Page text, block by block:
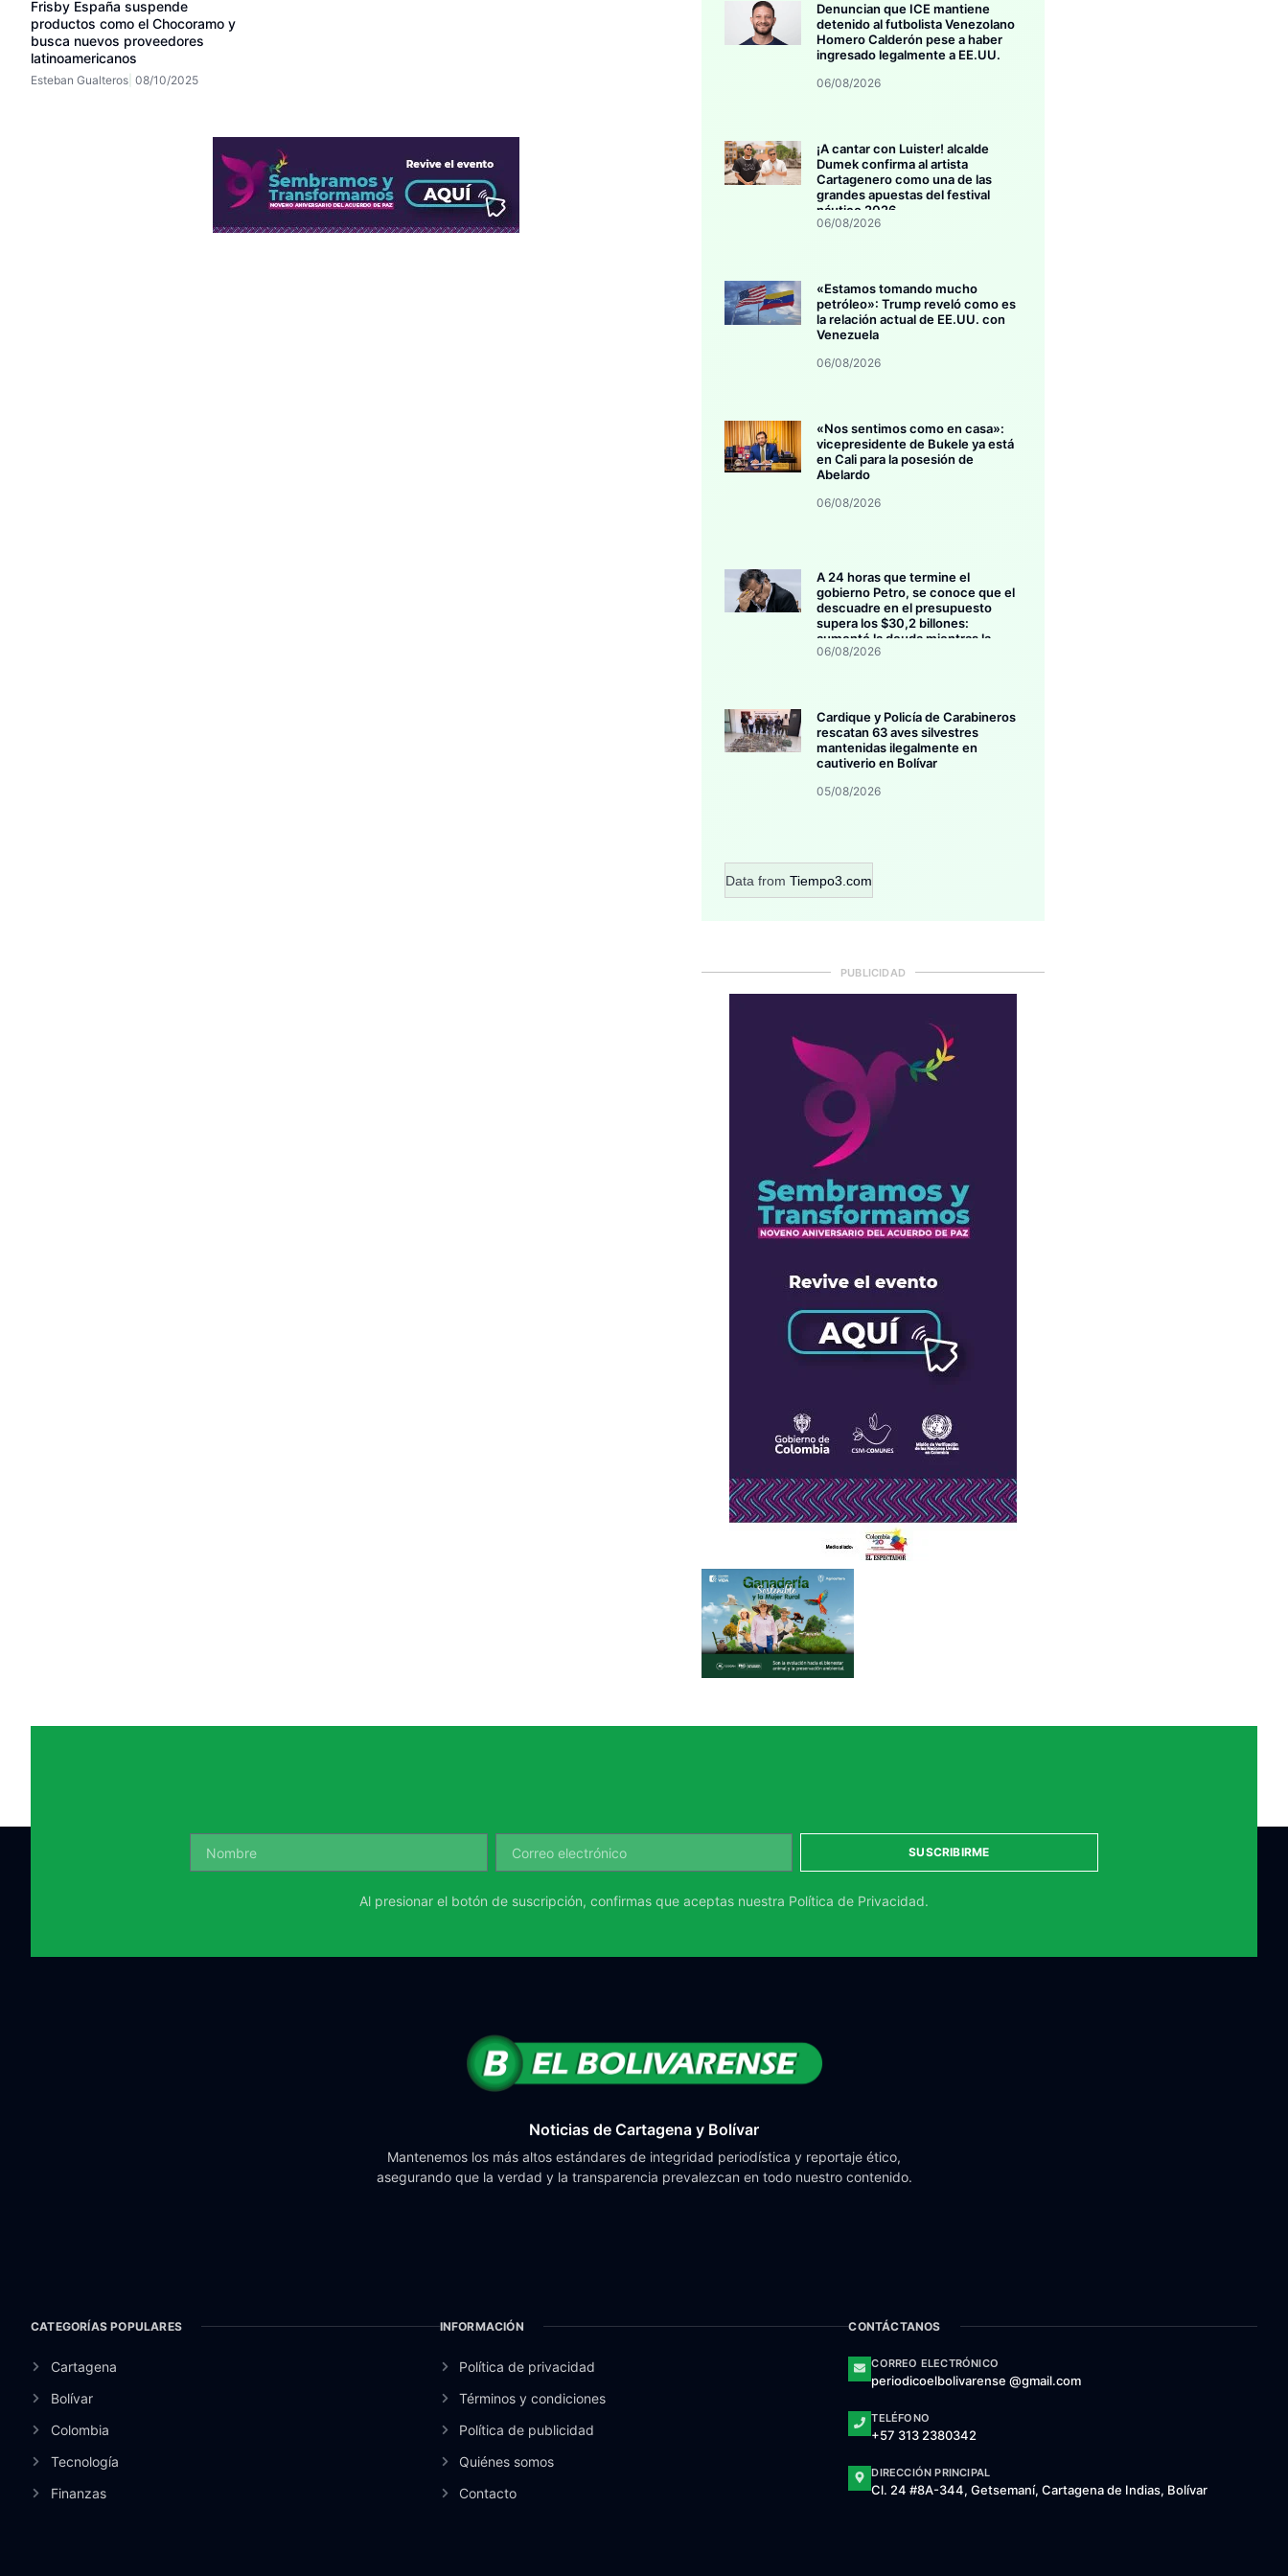
Frisby España suspende
productos como el Chocoramo y
busca nuevos proveedores
latinoamericanos
Esteban Gualteros 08/10/2025
Denuncian que ICE mantiene
detenido al futbolista Venezolano
Homero Calderón pese a haber
ingresado legalmente a EE.UU.
06/08/2026
¡A cantar con Luister! alcalde
Dumek confirma al artista
Cartagenero como una de las
grandes apuestas del festival
náutico 2026
06/08/2026
«Estamos tomando mucho
petróleo»: Trump reveló como es
la relación actual de EE.UU. con
Venezuela
06/08/2026
«Nos sentimos como en casa»:
vicepresidente de Bukele ya está
en Cali para la posesión de
Abelardo
06/08/2026
A 24 horas que termine el
gobierno Petro, se conoce que el
descuadre en el presupuesto
supera los $30,2 billones:
aumentó la deuda mientras la
inversión se estanca
06/08/2026
Cardique y Policía de Carabineros
rescatan 63 aves silvestres
mantenidas ilegalmente en
cautiverio en Bolívar
05/08/2026
Data from Tiempo3.com
PUBLICIDAD
SUSCRIBIRME
Al presionar el botón de suscripción, confirmas que aceptas nuestra Política de Privacidad.
Noticias de Cartagena y Bolívar
Mantenemos los más altos estándares de integridad periodística y reportaje ético,
asegurando que la verdad y la transparencia prevalezcan en todo nuestro contenido.
CATEGORÍAS POPULARES
Cartagena
Bolívar
Colombia
Tecnología
Finanzas
INFORMACIÓN
Política de privacidad
Términos y condiciones
Política de publicidad
Quiénes somos
Contacto
CONTÁCTANOS
CORREO ELECTRÓNICO
periodicoelbolivarense @gmail.com
TELÉFONO
+57 313 2380342
DIRECCIÓN PRINCIPAL
Cl. 24 #8A-344, Getsemaní, Cartagena de Indias, Bolívar